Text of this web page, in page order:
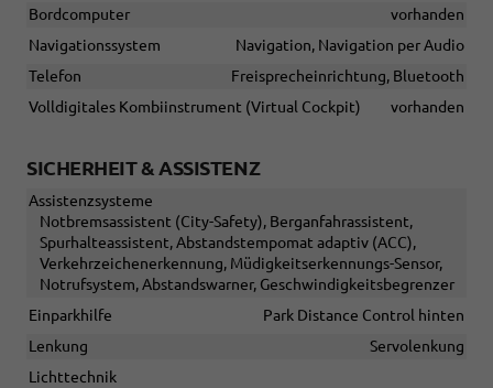
Bordcomputer
vorhanden
Navigationssystem
Navigation, Navigation per Audio
Telefon
Freisprecheinrichtung, Bluetooth
Volldigitales Kombiinstrument (Virtual Cockpit)
vorhanden
SICHERHEIT & ASSISTENZ
Assistenzsysteme
Notbremsassistent (City-Safety), Berganfahrassistent,
Spurhalteassistent, Abstandstempomat adaptiv (ACC),
Verkehrzeichenerkennung, Müdigkeitserkennungs-Sensor,
Notrufsystem, Abstandswarner, Geschwindigkeitsbegrenzer
Einparkhilfe
Park Distance Control hinten
Lenkung
Servolenkung
Lichttechnik